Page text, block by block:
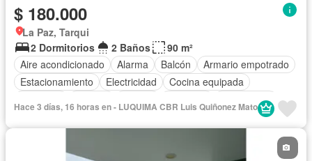
$ 180.000
La Paz, Tarqui
2 Dormitorios
2 Baños
90 m²
Aire acondicionado
Alarma Balcón
Armario empotrado
Estacionamiento
Electricidad
Cocina equipada
Gas natural
Hace 3 días, 16 horas en - LUQUIMA CBR Luis Quiñonez Mato